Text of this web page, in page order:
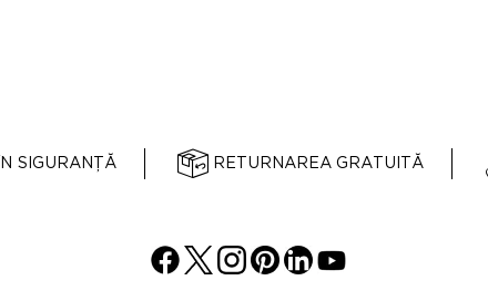
SIGURANȚĂ RETURNAREA GRATUITĂ